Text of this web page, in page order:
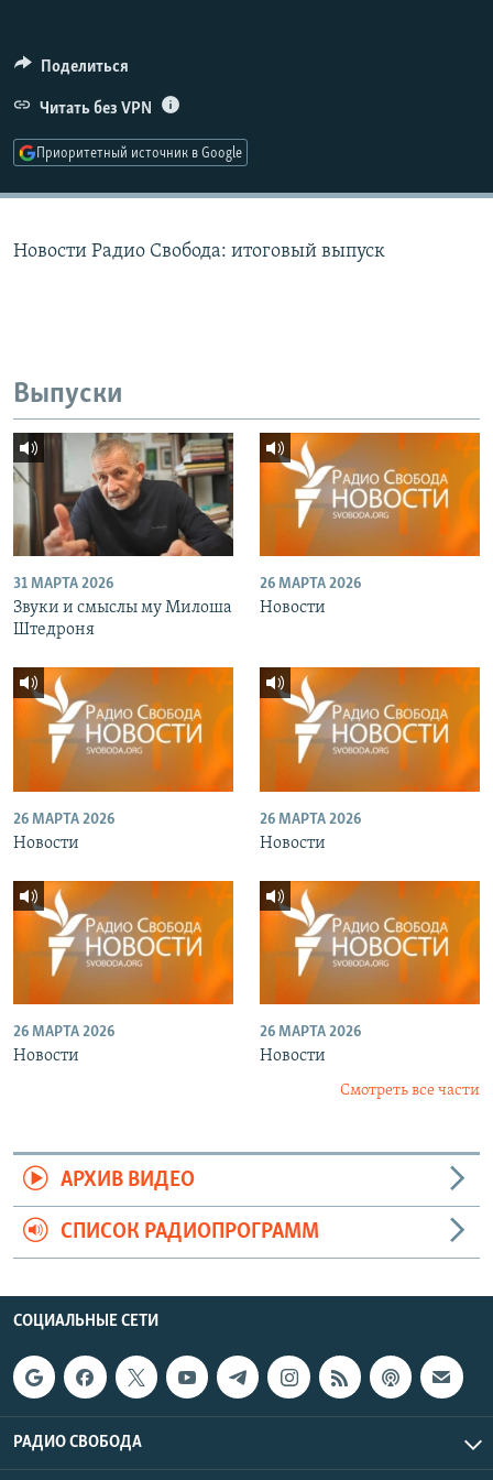
ПОДПИШИТЕСЬ НА РАССЫЛКУ
СОЦИАЛЬНЫЕ СЕТИ
Поделиться
Читать без VPN
Приоритетный источник в Google
Новости Радио Свобода: итоговый выпуск
Выпуски
31 МАРТА 2026
Звуки и смыслы му Милоша
Штедроня
26 МАРТА 2026
Новости
26 МАРТА 2026
Новости
26 МАРТА 2026
Новости
26 МАРТА 2026
Новости
26 МАРТА 2026
Новости
Смотреть все части
АРХИВ ВИДЕО
СПИСОК РАДИОПРОГРАММ
СОЦИАЛЬНЫЕ СЕТИ
РАДИО СВОБОДА